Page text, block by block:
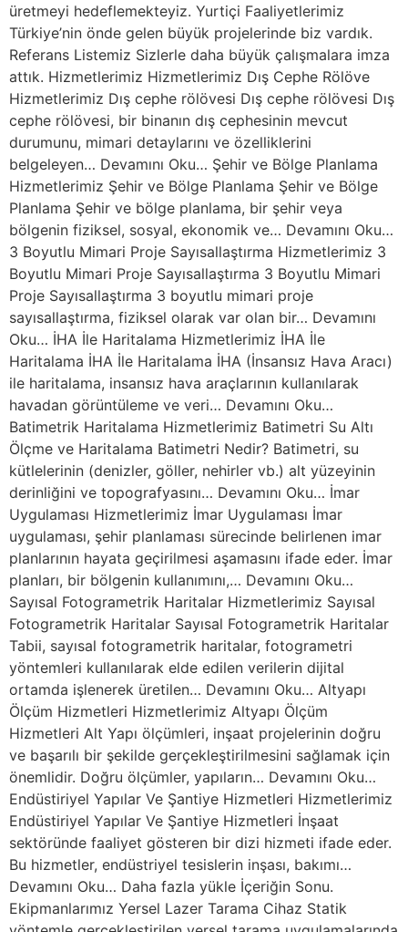
üretmeyi hedeflemekteyiz. Yurtiçi Faaliyetlerimiz
Türkiye’nin önde gelen büyük projelerinde biz vardık.
Referans Listemiz Sizlerle daha büyük çalışmalara imza
attık. Hizmetlerimiz Hizmetlerimiz Dış Cephe Rölöve
Hizmetlerimiz Dış cephe rölövesi Dış cephe rölövesi Dış
cephe rölövesi, bir binanın dış cephesinin mevcut
durumunu, mimari detaylarını ve özelliklerini
belgeleyen… Devamını Oku… Şehir ve Bölge Planlama
Hizmetlerimiz Şehir ve Bölge Planlama Şehir ve Bölge
Planlama Şehir ve bölge planlama, bir şehir veya
bölgenin fiziksel, sosyal, ekonomik ve… Devamını Oku…
3 Boyutlu Mimari Proje Sayısallaştırma Hizmetlerimiz 3
Boyutlu Mimari Proje Sayısallaştırma 3 Boyutlu Mimari
Proje Sayısallaştırma 3 boyutlu mimari proje
sayısallaştırma, fiziksel olarak var olan bir… Devamını
Oku… İHA İle Haritalama Hizmetlerimiz İHA İle
Haritalama İHA İle Haritalama İHA (İnsansız Hava Aracı)
ile haritalama, insansız hava araçlarının kullanılarak
havadan görüntüleme ve veri… Devamını Oku…
Batimetrik Haritalama Hizmetlerimiz Batimetri Su Altı
Ölçme ve Haritalama Batimetri Nedir? Batimetri, su
kütlelerinin (denizler, göller, nehirler vb.) alt yüzeyinin
derinliğini ve topografyasını… Devamını Oku… İmar
Uygulaması Hizmetlerimiz İmar Uygulaması İmar
uygulaması, şehir planlaması sürecinde belirlenen imar
planlarının hayata geçirilmesi aşamasını ifade eder. İmar
planları, bir bölgenin kullanımını,… Devamını Oku…
Sayısal Fotogrametrik Haritalar Hizmetlerimiz Sayısal
Fotogrametrik Haritalar Sayısal Fotogrametrik Haritalar
Tabii, sayısal fotogrametrik haritalar, fotogrametri
yöntemleri kullanılarak elde edilen verilerin dijital
ortamda işlenerek üretilen… Devamını Oku… Altyapı
Ölçüm Hizmetleri Hizmetlerimiz Altyapı Ölçüm
Hizmetleri Alt Yapı ölçümleri, inşaat projelerinin doğru
ve başarılı bir şekilde gerçekleştirilmesini sağlamak için
önemlidir. Doğru ölçümler, yapıların… Devamını Oku…
Endüstiriyel Yapılar Ve Şantiye Hizmetleri Hizmetlerimiz
Endüstiriyel Yapılar Ve Şantiye Hizmetleri İnşaat
sektöründe faaliyet gösteren bir dizi hizmeti ifade eder.
Bu hizmetler, endüstriyel tesislerin inşası, bakımı…
Devamını Oku… Daha fazla yükle İçeriğin Sonu.
Ekipmanlarımız Yersel Lazer Tarama Cihaz Statik